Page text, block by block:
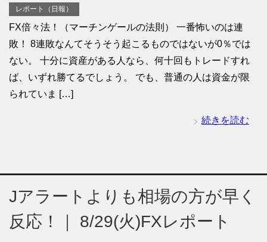
レポート（日報）
FX倍々法！（マーチンゲールの法則） 一番怖いのは連
敗！ 8連敗なんてそうそう起こるものではないが0％では
ない。 十分に資産がある人なら、何十回もトレードすれ
ば、いずれ勝てるでしょう。 でも、普通の人は資金が限
られていま […]
続きを読む
Jアラートよりも相場の方が早く
反応！｜ 8/29(火)FXレポート